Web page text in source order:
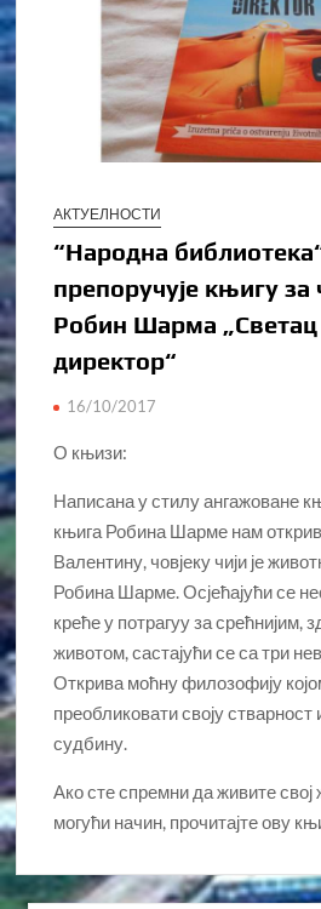
АКТУЕЛНОСТИ
“Народна
препоручује књигу
Робин Шарма „Светац
директор“
16/10/2017
О књизи:
Написана у стилу ангажоване
књига Робина Шарме нам
Валентину, човјеку чији је
Робина Шарме. Осјећајући се
креће у потрагуу за
животом, састајући се са три
Открива моћну филозофију
преобликовати своју стварност
судбину.
Ако сте спремни да живите
могући начин, прочитајте ову